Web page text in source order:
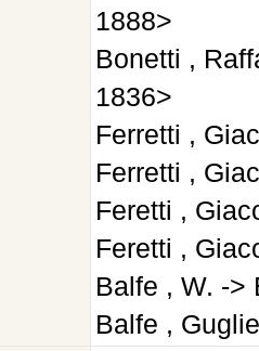
1888>
Bonetti ,
1836>
Ferretti ,
Ferretti ,
Feretti ,
Feretti ,
Balfe , W. ->
Balfe ,